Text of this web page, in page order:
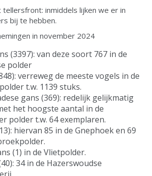
tellersfront: inmiddels lijken we er in
bij te hebben.
in november 2024
(3397): van deze soort 767 in de
polder
verreweg de meeste vogels in de
t.w. 1139 stuks.
gans (369): redelijk gelijkmatig
het hoogste aantal in de
polder t.w. 64 exemplaren.
hiervan 85 in de Gnephoek en 69
(1) in de Vlietpolder.
34 in de Hazerswoudse